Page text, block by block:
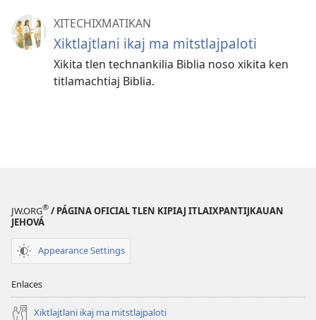
XITECHIXMATIKAN
Xiktlajtlani ikaj ma mitstlajpaloti
Xikita tlen technankilia Biblia noso xikita ken
titlamachtiaj Biblia.
JW.ORG® / PÁGINA OFICIAL TLEN KIPIAJ ITLAIXPANTIJKAUAN
JEHOVÁ
Appearance Settings
Enlaces
Xiktlajtlani ikaj ma mitstlajpaloti